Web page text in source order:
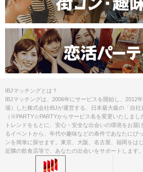
注意事項
※お電話でのお問い合
ん。
友だち追加はこ
https://
ID検索：
＜スマートフォン
フォンを使用い
に登録されてい
スマートフォンを
※メール受信不可
り端末が使用でき
いただけません。
「お振替対応」と
IBJマッチングとは？
IBJマッチングは、2006年にサービスを開始し、2012
場）した株式会社IBJが運営する、日本最大級の「自
（※PARTY☆PARTYからサービス名を変更いたしま
トレンドをもとに、安心・安全な出会いの環境をお届
るイベントから、年代や趣味などの条件であなたにぴ
ンを簡単に探せます。東京、大阪、名古屋、福岡をは
近隣の飲食店等で、あなたの出会いをサポートします。